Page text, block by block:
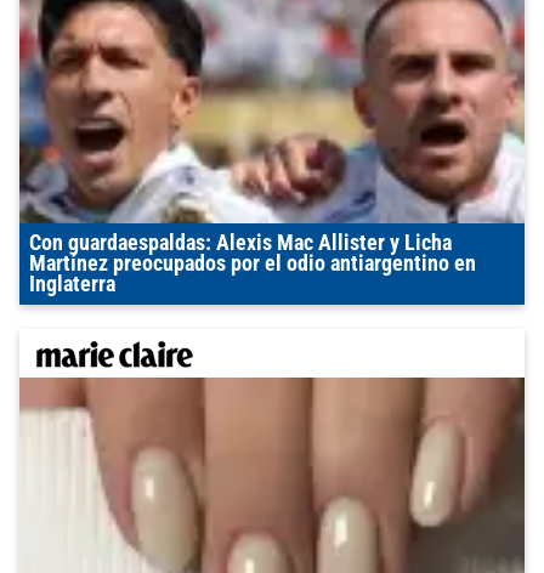
Con guardaespaldas: Alexis Mac Allister y Licha
Martínez preocupados por el odio antiargentino en
Inglaterra